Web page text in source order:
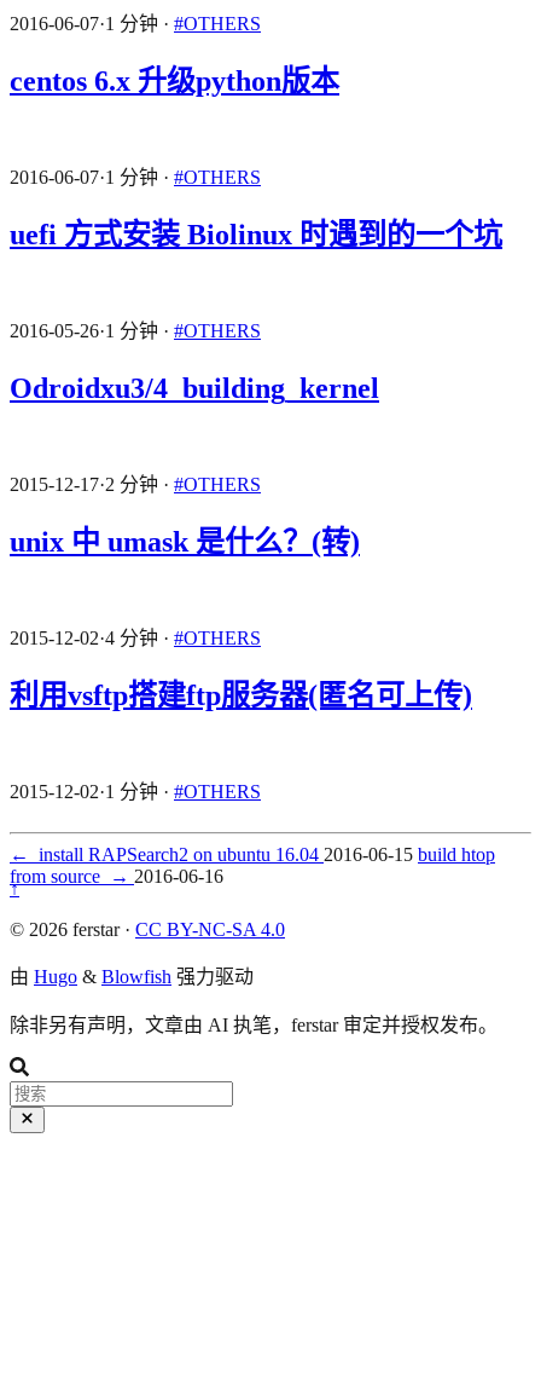
2016-06-07·1 分钟 · #OTHERS
centos 6.x 升级python版本
2016-06-07·1 分钟 · #OTHERS
uefi 方式安装 Biolinux 时遇到的一个坑
2016-05-26·1 分钟 · #OTHERS
Odroidxu3/4_building_kernel
2015-12-17·2 分钟 · #OTHERS
unix 中 umask 是什么？(转)
2015-12-02·4 分钟 · #OTHERS
利用vsftp搭建ftp服务器(匿名可上传)
2015-12-02·1 分钟 · #OTHERS
← install RAPSearch2 on ubuntu 16.04 2016-06-15 build htop
from source
→ 2016-06-16
↑
© 2026 ferstar · CC BY-NC-SA 4.0
由 Hugo & Blowfish 强力驱动
除非另有声明，文章由 AI 执笔，ferstar 审定并授权发布。